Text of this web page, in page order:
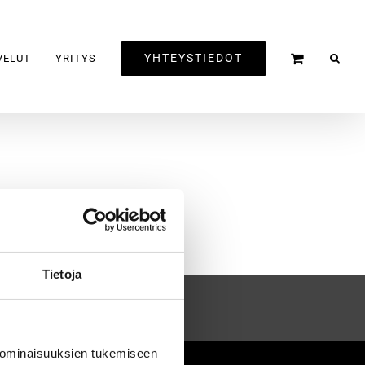
Tietoja
tukemiseen
YRITYS YHTEYSTIEDOT